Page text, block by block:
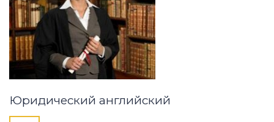
Юридический английский